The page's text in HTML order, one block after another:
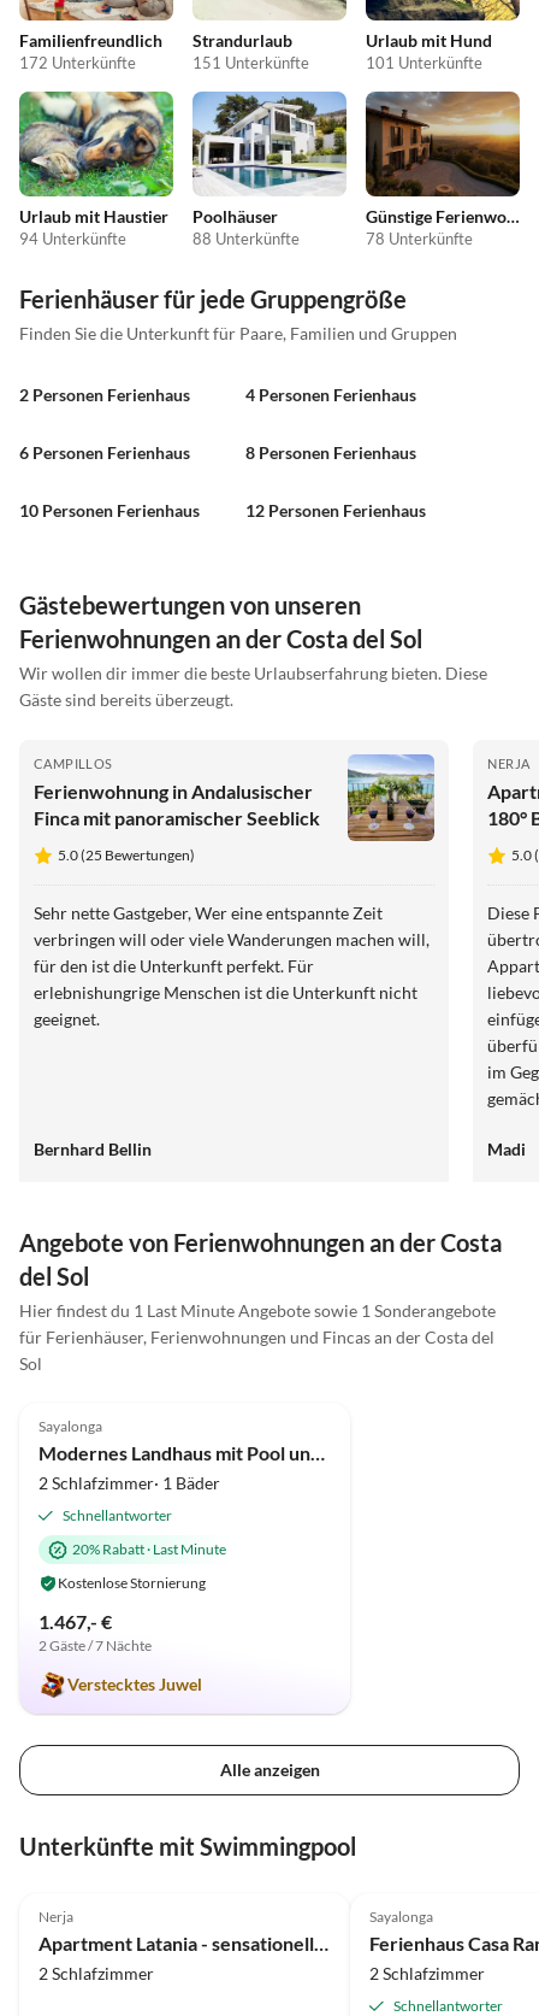
Familienfreundlich
172 Unterkünfte
Strandurlaub
151 Unterkünfte
Urlaub mit Hund
101 Unterkünfte
Urlaub mit Haustier
94 Unterkünfte
Poolhäuser
88 Unterkünfte
Günstige Ferienwohnungen
78 Unterkünfte
Ferienhäuser für jede Gruppengröße
Finden Sie die Unterkunft für Paare, Familien und Gruppen
2 Personen Ferienhaus 4 Personen Ferienhaus
6 Personen Ferienhaus 8 Personen Ferienhaus
10 Personen Ferienhaus 12 Personen Ferienhaus
Gästebewertungen von unseren
Ferienwohnungen an der Costa del Sol
Wir wollen dir immer die beste Urlaubserfahrung bieten. Diese
Gäste sind bereits überzeugt.
CAMPILLOS
Ferienwohnung in Andalusischer
Finca mit panoramischer Seeblick
5.0 (25 Bewertungen)
Sehr nette Gastgeber, Wer eine entspannte Zeit
verbringen will oder viele Wanderungen machen will,
für den ist die Unterkunft perfekt. Für
erlebnishungrige Menschen ist die Unterkunft nicht
geeignet.
Bernhard Bellin
NERJA
180°
5.0
Diese
im
Ruhe
Zum
Madi
Angebote von Ferienwohnungen an der Costa
del Sol
Hier findest du 1 Last Minute Angebote sowie 1 Sonderangebote
für Ferienhäuser, Ferienwohnungen und Fincas an der Costa del
Sol
Sayalonga
Modernes Landhaus mit Pool und Meerblick in Malaga
2 Schlafzimmer· 1 Bäder
Schnellantworter
20% Rabatt· Last Minute
Kostenlose Stornierung
1.467,- €
2 Gäste / 7 Nächte
Verstecktes Juwel
Alle anzeigen
Unterkünfte mit Swimmingpool
Nerja
Apartment Latania - sensationeller 180° Blick
2 Schlafzimmer
Sayalonga
Ferienhaus Casa
2 Schlafzimmer
Schnellantworter